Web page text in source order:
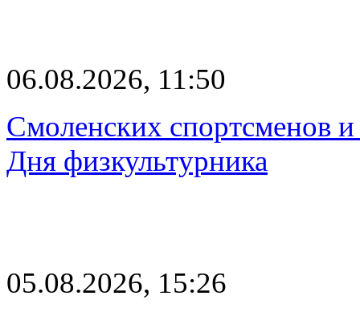
06.08.2026, 11:50
Смоленских спортсменов
Дня физкультурника
05.08.2026, 15:26